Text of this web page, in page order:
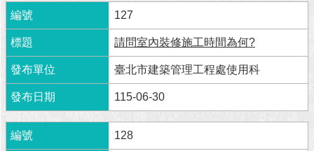
時
新
聞
澄
清
雙
語
127
請問室內裝修施工時間為何?
臺北市建築管理工程處使用科
115-06-30
128